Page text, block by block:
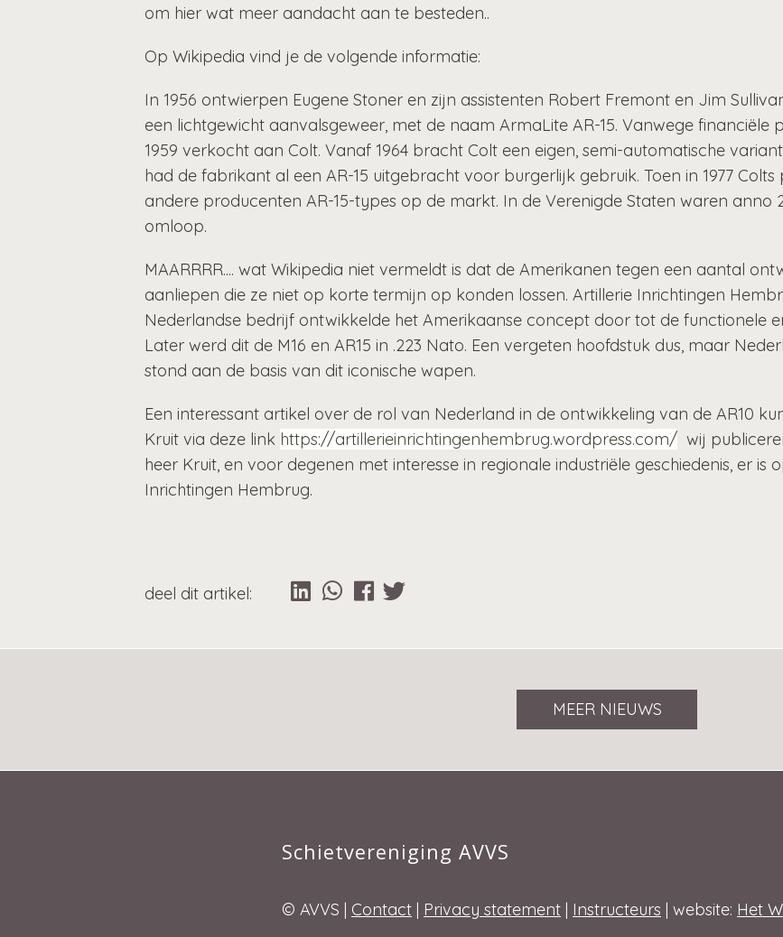
om hier wat meer aandacht aan te besteden..
Op Wikipedia vind je de volgende informatie:
In 1956 ontwierpen Eugene Stoner en zijn assistenten Robert Fremont en Jim
een lichtgewicht aanvalsgeweer, met de naam ArmaLite AR-15. Vanwege
1959 verkocht aan Colt. Vanaf 1964 bracht Colt een eigen, semi-automatische
had de fabrikant al een AR-15 uitgebracht voor burgerlijk gebruik. Toen in 1977
andere producenten AR-15-types op de markt. In de Verenigde Staten waren anno
omloop.
MAARRRR.... wat Wikipedia niet vermeldt is dat de Amerikanen tegen een aantal
aanliepen die ze niet op korte termijn op konden lossen. Artillerie Inrichtingen
Nederlandse bedrijf ontwikkelde het Amerikaanse concept door tot de functionele
Later werd dit de M16 en AR15 in .223 Nato. Een vergeten hoofdstuk dus, maar
stond aan de basis van dit iconische wapen.
Een interessant artikel over de rol van Nederland in de ontwikkeling van de AR10
Kruit via deze link https://artillerieinrichtingenhembrug.wordpress.com/ wij
heer Kruit, en voor degenen met interesse in regionale industriële geschiedenis, er is
Inrichtingen Hembrug.
MEER NIEUWS
Schietvereniging AVVS
© AVVS | Contact | Privacy statement | Instructeurs | website: Het